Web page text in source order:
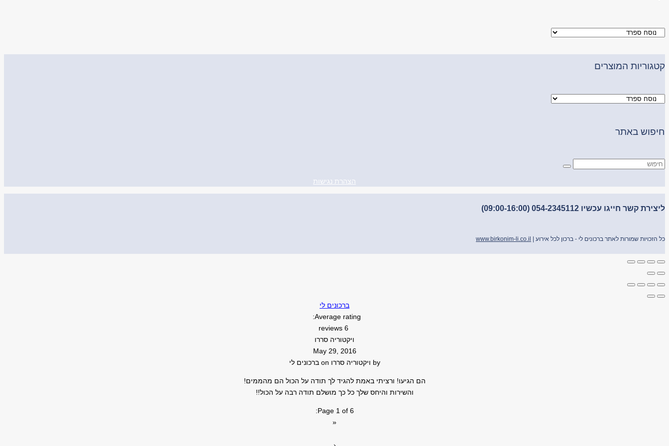
קטגוריות המוצרים
חיפוש באתר
הצהרת נגישות
ליצירת קשר חייגו עכשיו 054-2345112 (09:00-16:00)
כל הזכויות שמורות לאתר ברכונים לי - ברכון לכל אירוע | www.birkonim-li.co.il
ברכונים לי
Average rating:
6 reviews
ויקטוריה סררו
May 29, 2016
by ויקטוריה סררו ברכונים לי
הם הגיעו! ורציתי באמת להגיד לך תודה על הכול הם מהממים!
והשירות והיחס שלך כל כך מושלם תודה רבה על הכול!!
Page 1 of 6:
«